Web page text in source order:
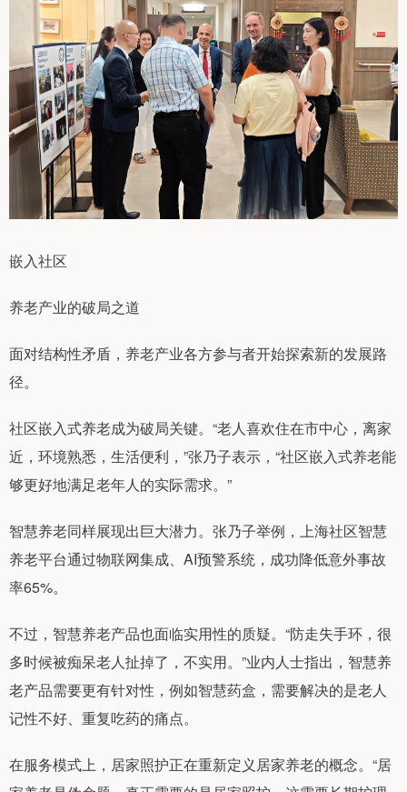
嵌入社区
养老产业的破局之道
面对结构性矛盾，养老产业各方参与者开始探索新的发展路
径。
社区嵌入式养老成为破局关键。“老人喜欢住在市中心，离家
近，环境熟悉，生活便利，”张乃子表示，“社区嵌入式养老能
够更好地满足老年人的实际需求。”
智慧养老同样展现出巨大潜力。张乃子举例，上海社区智慧
养老平台通过物联网集成、AI预警系统，成功降低意外事故
率65%。
不过，智慧养老产品也面临实用性的质疑。“防走失手环，很
多时候被痴呆老人扯掉了，不实用。”业内人士指出，智慧养
老产品需要更有针对性，例如智慧药盒，需要解决的是老人
记性不好、重复吃药的痛点。
在服务模式上，居家照护正在重新定义居家养老的概念。“居